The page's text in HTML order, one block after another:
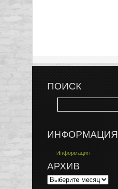
ПОИСК
ИНФОРМАЦИЯ
Информация
АРХИВ